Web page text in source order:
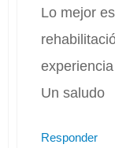
Lo mejor
Un saludo
Responder